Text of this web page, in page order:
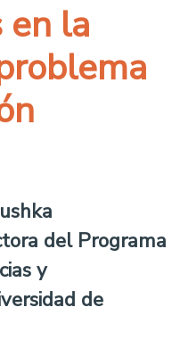
en la
del Programa
y
de